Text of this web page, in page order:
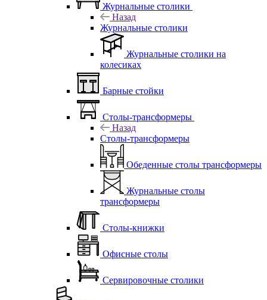
Журнальные столики
Назад
Журнальные столики
Журнальные столики на
колесиках
Барные стойки
Столы-трансформеры
Назад
Столы-трансформеры
Обеденные столы трансформеры
Журнальные столы
трансформеры
Столы-книжки
Офисные столы
Сервировочные столики